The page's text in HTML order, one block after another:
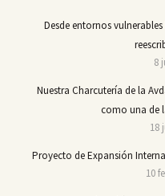
Desde entornos
8
Nuestra Charcutería de la
como una de
18
Proyecto de Expansión
10